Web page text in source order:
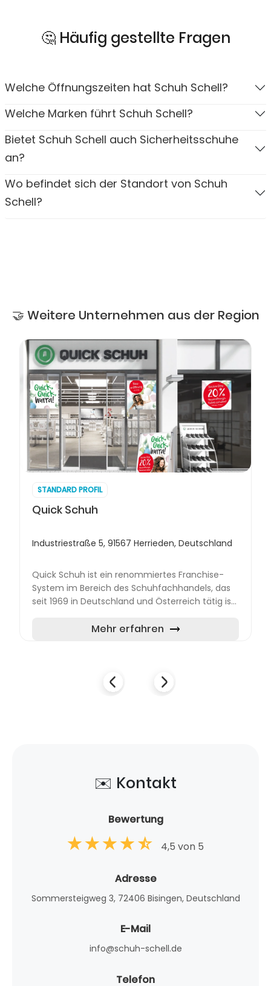
🤔 Häufig gestellte Fragen
Welche Öffnungszeiten hat Schuh Schell?
Welche Marken führt Schuh Schell?
Bietet Schuh Schell auch Sicherheitsschuhe
an?
Wo befindet sich der Standort von Schuh
Schell?
🤝 Weitere Unternehmen aus der Region
STANDARD PROFIL
Quick Schuh
Industriestraße 5, 91567 Herrieden, Deutschland
Quick Schuh ist ein renommiertes Franchise-
System im Bereich des Schuhfachhandels, das
seit 1969 in Deutschland und Österreich tätig ist.
zu einem bedeu...Mehr erfahren
✉️ Kontakt
Bewertung
4,5 von 5
Adresse
Sommersteigweg 3, 72406 Bisingen, Deutschland
E-Mail
info@schuh-schell.de
Telefon